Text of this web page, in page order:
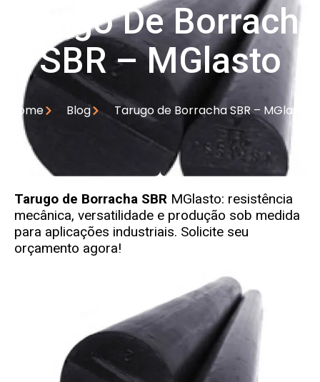
Tarugo De Borracha
SBR – MGlasto
Home Blog Tarugo de Borracha SBR – MGlasto
Tarugo de Borracha SBR MGlasto: resistência
mecânica, versatilidade e produção sob medida
para aplicações industriais. Solicite seu
orçamento agora!